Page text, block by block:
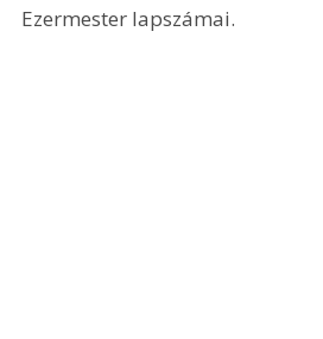
Ezermester lapszámai.